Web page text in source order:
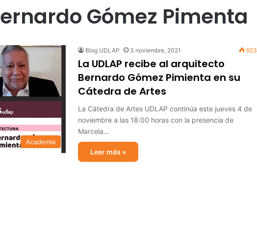
Gómez Pimenta
Academia
Blog UDLAP 3 noviembre, 2021 923
La UDLAP recibe al arquitecto
Bernardo Gómez Pimienta en su
Cátedra de Artes
La Cátedra de Artes UDLAP continúa este jueves 4 de
noviembre a las 18:00 horas con la presencia de
Marcela…
Leer más »